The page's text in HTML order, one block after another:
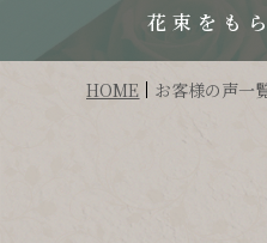
花束をも
HOME お客様の声一